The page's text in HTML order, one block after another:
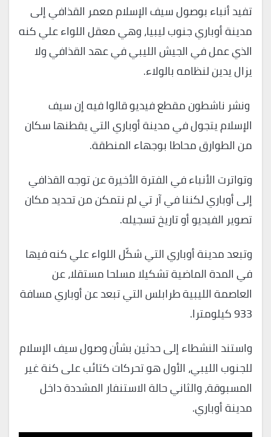
تفيد أنباء بوصول سيف الإسلام معمر القذافي إلى
مدينة أوباري جنوب ليبيا، وهي معقل اللواء علي كنه
الذي عمل في الجيش الليبي في عهد القذافي ولا
يزال يدين لنظامه بالولاء.
ونشر ناشطون مقطع فيديو قالوا فيه إن سيف
الإسلام يتجول في مدينة أوباري التي يقطنها سكان
من الطوارق محاطا بوجهاء المنطقة.
وتواترت الأنباء في الفترة الأخيرة عن توجه القذافي
إلى أوباري لكننا في آر تي لم نتمكن من تحديد مكان
تصوير الفيديو أو تاريخ تسجيله.
وتبعد مدينة أوباري التي شكّل اللواء علي كنه فيها
في المدة الماضية تشكيلا مسلحا مستقلا، عن
العاصمة الليبية طرابلس التي تبعد عن أوباري مسافة
933 كيلومترا.
واستند النشطاء إلى حدثين بشأن وصول سيف الإسلام
للجنوب الليبي، الأول هو تحركات كتائب على كنة غير
المسبوقة، والثاني حالة الاستنفار المشددة داخل
مدينة أوباري.